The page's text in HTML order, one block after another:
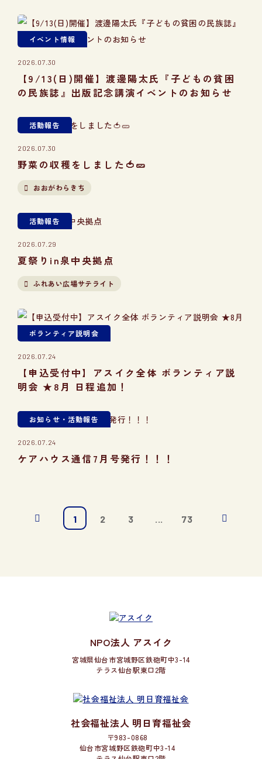
イベント情報
2026.07.30
【9/13(日)開催】渡邊陽太氏『子どもの貧困
の民族誌』出版記念講演イベントのお知らせ
活動報告
2026.07.30
野菜の収穫をしました🍅🥒
おおがわらきち
活動報告
2026.07.29
夏祭りin泉中央拠点
ふれあい広場サテライト
ボランティア説明会
2026.07.24
【申込受付中】アスイク全体 ボランティア説
明会 ★8月 日程追加！
お知らせ・活動報告
2026.07.24
ケアハウス通信7月号発行！！！
1 2 3 ... 73
NPO法人 アスイク
宮城県仙台市宮城野区鉄砲町中3-14
テラス仙台駅東口2階
社会福祉法人 明日育福祉会
〒983-0868
仙台市宮城野区鉄砲町中3-14